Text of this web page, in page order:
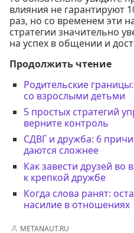
влияния не гарантируют
раз, но со временем эти
стратегии значительно
на успех в общении и
Продолжить чтение
Родительские
со взрослыми детьми
5 простых стратегий
верните контроль
СДВГ и дружба: 6
даются сложнее
Как завести друзей во
к крепкой дружбе
Когда слова ранят:
насилие в отношениях
METANAUT.RU